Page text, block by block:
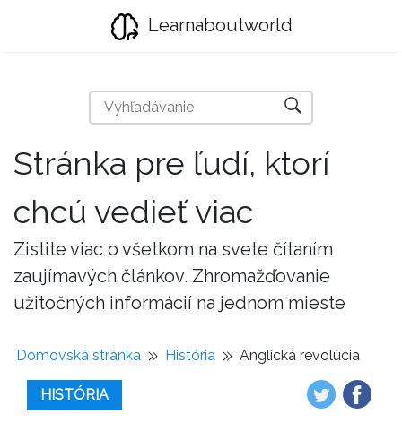
Learnaboutworld
Stránka pre ľudí, ktorí
chcú vedieť viac
Zistite viac o všetkom na svete čítaním
zaujímavých článkov. Zhromažďovanie
užitočných informácií na jednom mieste
Domovská stránka História Anglická revolúcia
HISTÓRIA